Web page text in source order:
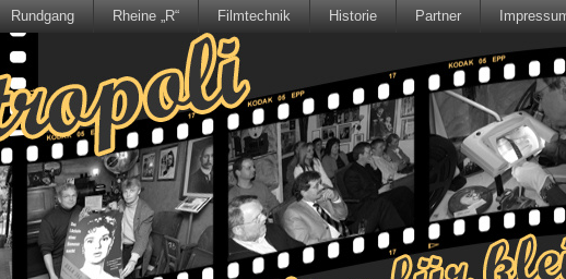
Rundgang Rheine „R“ Filmtechnik Historie Partner